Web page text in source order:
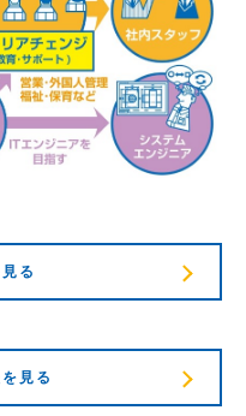
る
見る